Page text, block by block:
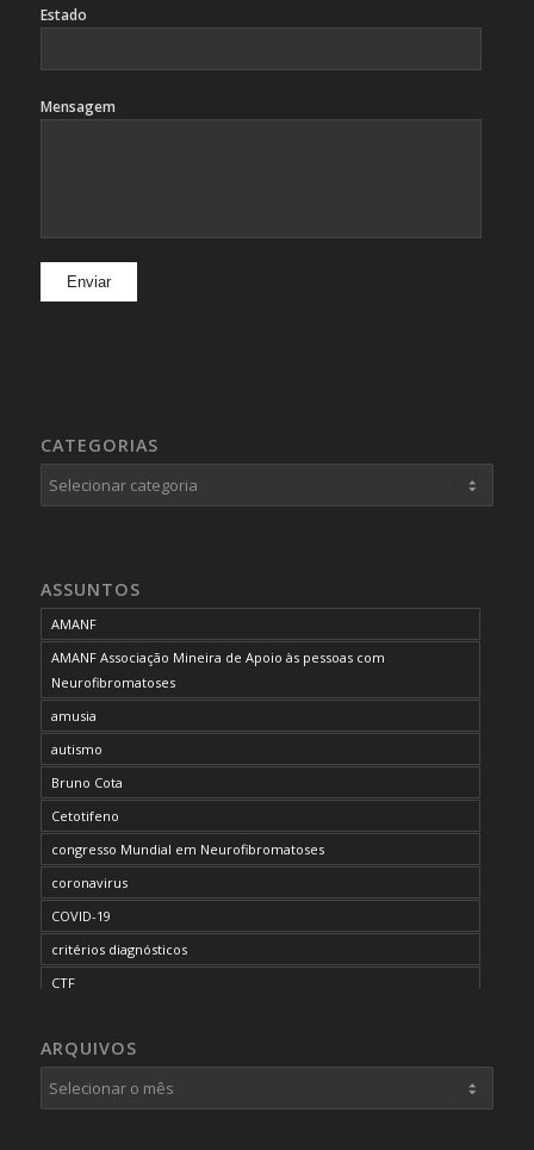
Estado
Mensagem
CATEGORIAS
Categorias
ASSUNTOS
AMANF
AMANF Associação Mineira de Apoio às pessoas com
Neurofibromatoses
amusia
autismo
Bruno Cota
Cetotifeno
congresso Mundial em Neurofibromatoses
coronavirus
COVID-19
critérios diagnósticos
CTF
desordem do processamento auditivo
diagnóstico
dificuldades cognitivas
ARQUIVOS